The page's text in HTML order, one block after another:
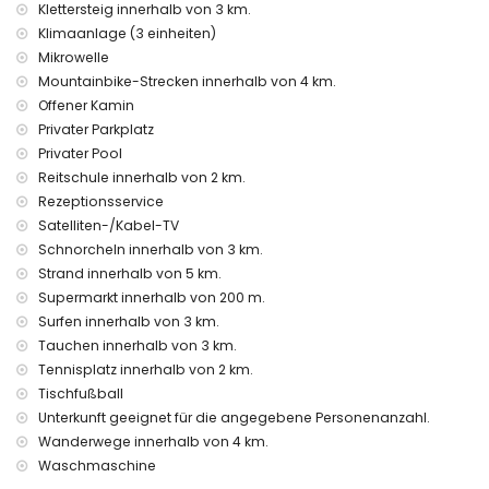
Internet (WiFi)
Bügeleisen und Bügelbrett
Bettwäsche und Handtücher
Empfangsservice und 24-Stunden-Notdienst
Tischfußball
Klimaanlage
Einrichtungen und Services gegen Aufpreis
Flughafenservice
Zustellbett und Kinderbett/Kinderstuhl (auf Anfrage)
Unterhaltungs- und Freizeitaktivitäten für Ihren Urlaub in
Denia, Costa Blanca
Kino, Theater, Nachtclub, Bar und Promenade (Denia)
(innerhalb von 5 Kilometern vom Haus)
Burg (Portal de la Vila, Denia), Ruine (Windmühlen, Denia),
Denkmal (Historisches Denia), architektonisches Gebäude
(Historisches Denia) und historischer Ort (Historisches Denia)
(innerhalb von 5 Kilometern von der Unterkunft)
Museum (Historisches Denia) und Kirche (Denia) (innerhalb
von 10 Kilometern von der Unterkunft)
Klettersteig innerhalb von 3 km.
Klimaanlage (3 einheiten)
Mikrowelle
Mountainbike-Strecken innerhalb von 4 km.
Offener Kamin
Privater Parkplatz
Privater Pool
Reitschule innerhalb von 2 km.
Rezeptionsservice
Satelliten-/Kabel-TV
Schnorcheln innerhalb von 3 km.
Strand innerhalb von 5 km.
Supermarkt innerhalb von 200 m.
Surfen innerhalb von 3 km.
Tauchen innerhalb von 3 km.
Tennisplatz innerhalb von 2 km.
Tischfußball
Unterkunft geeignet für die angegebene Personenanzahl.
Wanderwege innerhalb von 4 km.
Waschmaschine